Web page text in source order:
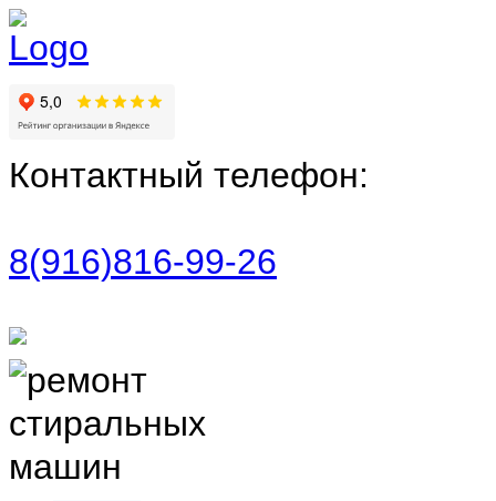
Контактный телефон:
8(916)816-99-26